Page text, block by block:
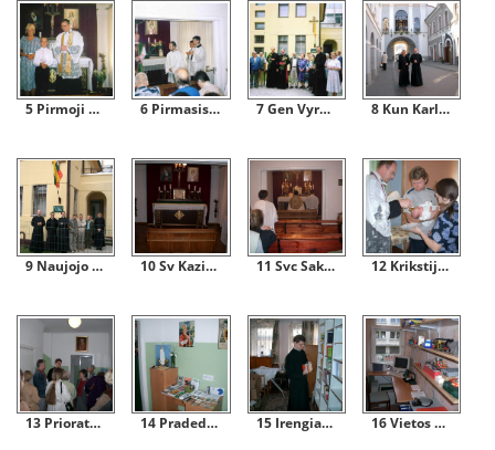
5 Pirmoji Komunija 6 Pirmasis Gen Vyersniojo Vysk B Fellay Vizitas Lietuvoje 07 19 21 7 Gen Vyresnysis Su Antruoju Prioru Kun Josephu Verlindenu 8 Kun Karl Stehlin Ir Kun Joseph Verlinden
9 Naujojo Priorato Kunigai Ir Darbuotojai 10 Sv Kazimiero Koplycia 11 Svc Sakramento Adoracija 12 Krikstijamas Naujas Tikintysis
13 Priorato Lankytojai 14 Pradedame Leidybine Veikla 15 Irengiama Biblioteka 16 Vietos Darbui Mazoka